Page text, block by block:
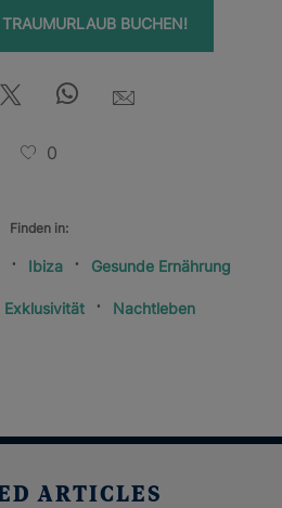
BUCHEN!
0
Finden in:
Ibiza Gesunde Ernährung
Exklusivität Nachtleben
ARTICLES